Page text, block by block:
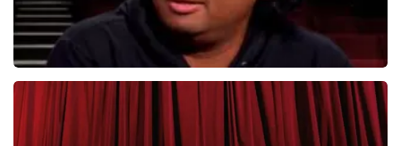
Daniel Arends
reviews